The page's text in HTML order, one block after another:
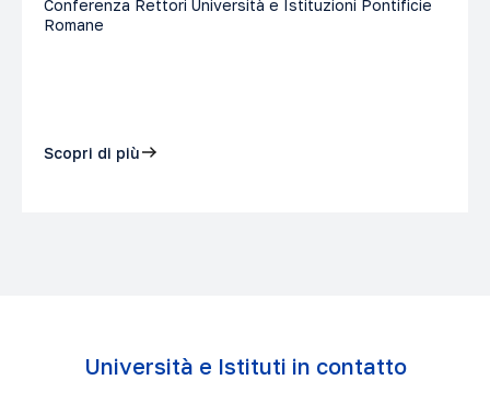
Conferenza Rettori Università e Istituzioni Pontificie
Romane
Scopri di più
Università e Istituti in contatto